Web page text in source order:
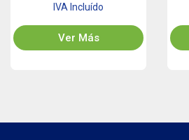
IVA Incluído
Ver Más